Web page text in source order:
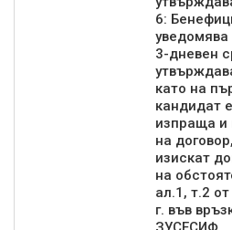
6:
уведомява
3-дневен
като на
кандидат
изпраща и
на
изискат
на
ал.1, т.2
г. във